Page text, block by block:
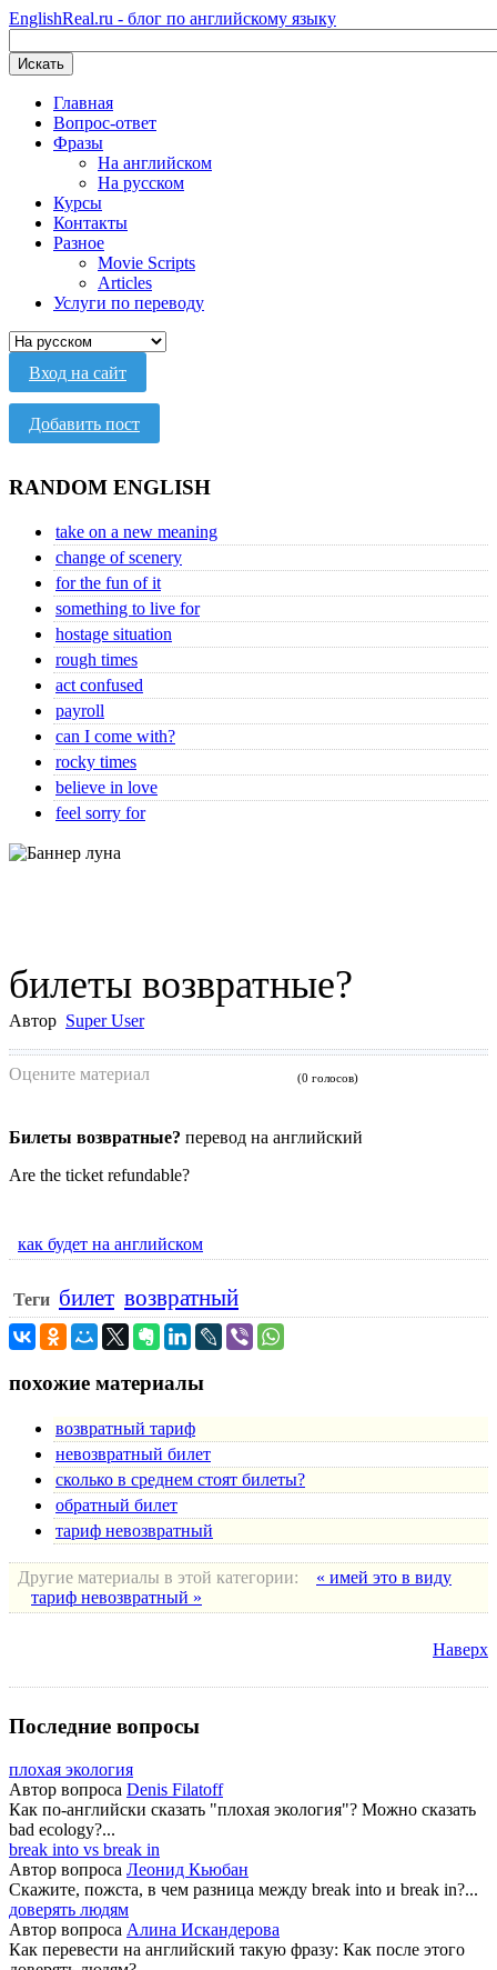
EnglishReal.ru - блог по английскому языку
Искать
Главная
Вопрос-ответ
Фразы
На английском
На русском
Курсы
Контакты
Разное
Movie Scripts
Articles
Услуги по переводу
Вход на сайт
Добавить пост
RANDOM ENGLISH
take on a new meaning
change of scenery
for the fun of it
something to live for
hostage situation
rough times
act confused
payroll
can I come with?
rocky times
believe in love
feel sorry for
билеты возвратные?
Автор Super User
Оцените материал (0 голосов)
Билеты возвратные? перевод на английский
Are the ticket refundable?
как будет на английском
Теги билет возвратный
похожие материалы
возвратный тариф
невозвратный билет
сколько в среднем стоят билеты?
обратный билет
тариф невозвратный
Другие материалы в этой категории:
« имей это в виду
тариф невозвратный »
Наверх
Последние вопросы
плохая экология
Автор вопроса Denis Filatoff
Как по-английски сказать "плохая экология"? Можно сказать
bad ecology?...
break into vs break in
Автор вопроса Леонид Кьюбан
Скажите, пожста, в чем разница между break into и break in?...
доверять людям
Автор вопроса Алина Искандерова
Как перевести на английский такую фразу: Как после этого